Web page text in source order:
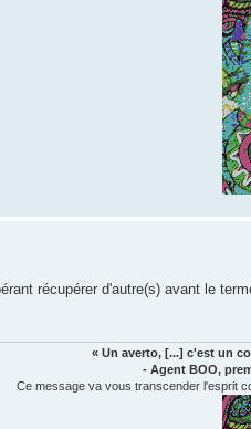
récupérer d'autre(s) avant le
« Un averto, [...] c'est un
- Agent BOO,
Ce message va vous transcender l'esprit